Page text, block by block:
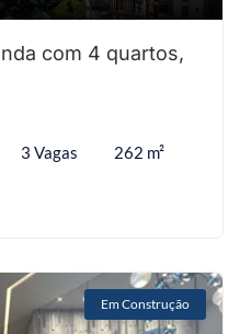
com 4 quartos,
3 Vagas 262 m²
Em Construção